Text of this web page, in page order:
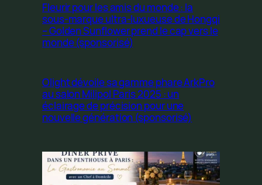
Fleurir pour les amis du monde : la
sous-marque ultra-luxueuse de Hongqi
– Golden Sunflower prend le cap vers le
monde (sponsorisé)
Olight dévoile sa gamme phare ArkPro
au salon Milipol Paris 2025 : un
éclairage de précision pour une
nouvelle génération (sponsorisé)